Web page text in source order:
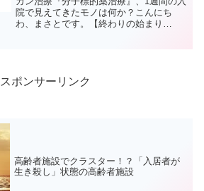
院で見えてきたモノは何か？こんにち
わ、まさとです。【終わりの始まり
スポンサーリンク
高齢者施設でクラスター！？「入居者が
生き殺し」状態の高齢者施設